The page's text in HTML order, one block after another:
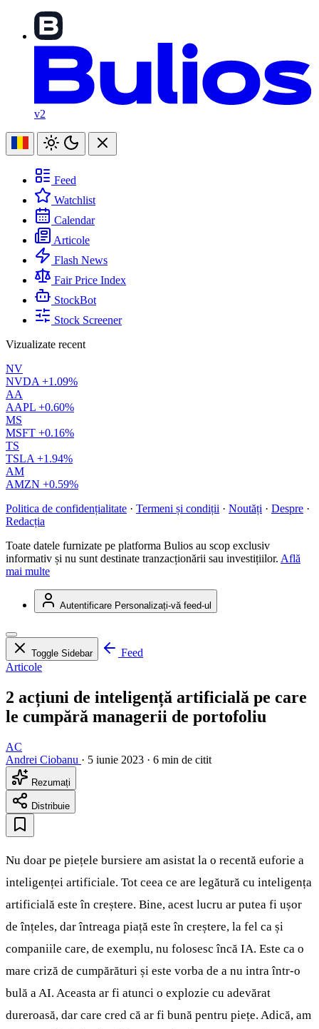
v2
Feed
Watchlist
Calendar
Articole
Flash News
Fair Price Index
StockBot
Stock Screener
Vizualizate recent
NV
NVDA +1.09%
AA
AAPL +0.60%
MS
MSFT +0.16%
TS
TSLA +1.94%
AM
AMZN +0.59%
Politica de confidențialitate · Termeni și condiții · Noutăți · Despre ·
Redacția
Toate datele furnizate pe platforma Bulios au scop exclusiv
informativ și nu sunt destinate tranzacționării sau investițiilor. Află
mai multe
Autentificare Personalizați-vă feed-ul
Toggle Sidebar
Feed
Articole
2 acțiuni de inteligență artificială pe care
le cumpără managerii de portofoliu
AC
Andrei Ciobanu · 5 iunie 2023 · 6 min de citit
Rezumați
Distribuie
Nu doar pe piețele bursiere am asistat la o recentă euforie a
inteligenței artificiale. Tot ceea ce are legătură cu inteligența
artificială este în creștere. Bine, acest lucru ar putea fi ușor
de înțeles, dar întreaga piață este în creștere, la fel ca și
companiile care, de exemplu, nu folosesc încă IA. Este ca o
mare criză de cumpărături și este vorba de a nu intra într-o
bulă a AI. Aceasta ar fi atunci o explozie cu adevărat
dureroasă, dar care cred că ar fi bună pentru piețe. Adică, am